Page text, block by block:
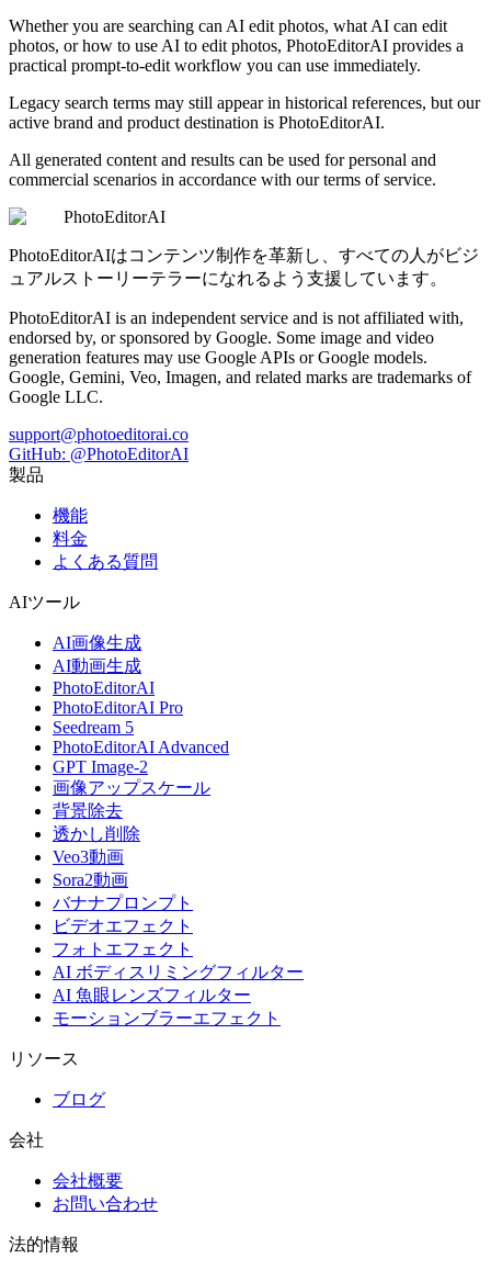
Whether you are searching can AI edit photos, what AI can edit
photos, or how to use AI to edit photos, PhotoEditorAI provides a
practical prompt-to-edit workflow you can use immediately.
Legacy search terms may still appear in historical references, but our
active brand and product destination is PhotoEditorAI.
All generated content and results can be used for personal and
commercial scenarios in accordance with our terms of service.
PhotoEditorAI
PhotoEditorAIはコンテンツ制作を革新し、すべての人がビジ
ュアルストーリーテラーになれるよう支援しています。
PhotoEditorAI is an independent service and is not affiliated with,
endorsed by, or sponsored by Google. Some image and video
generation features may use Google APIs or Google models.
Google, Gemini, Veo, Imagen, and related marks are trademarks of
Google LLC.
support@photoeditorai.co
GitHub: @PhotoEditorAI
製品
機能
料金
よくある質問
AIツール
AI画像生成
AI動画生成
PhotoEditorAI
PhotoEditorAI Pro
Seedream 5
PhotoEditorAI Advanced
GPT Image-2
画像アップスケール
背景除去
透かし削除
Veo3動画
Sora2動画
バナナプロンプト
ビデオエフェクト
フォトエフェクト
AI ボディスリミングフィルター
AI 魚眼レンズフィルター
モーションブラーエフェクト
リソース
ブログ
会社
会社概要
お問い合わせ
法的情報